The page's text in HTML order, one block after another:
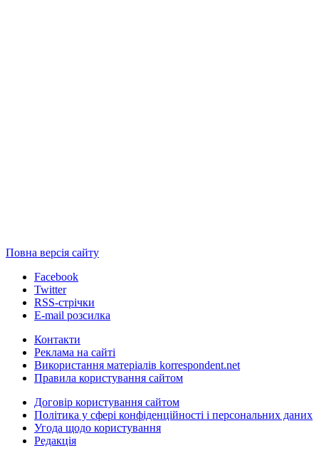
Повна версія сайту
Facebook
Twitter
RSS-стрічки
E-mail розсилка
Контакти
Реклама на сайті
Використання матеріалів korrespondent.net
Правила користування сайтом
Договір користування сайтом
Політика у сфері конфіденційності і персональних даних
Угода щодо користування
Редакція